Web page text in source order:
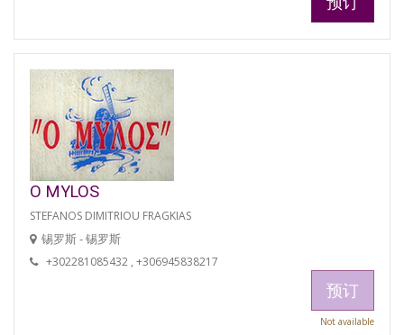
O MYLOS
STEFANOS DIMITRIOU FRAGKIAS
锡罗斯 - 锡罗斯
+302281085432 , +306945838217
预订
Not available